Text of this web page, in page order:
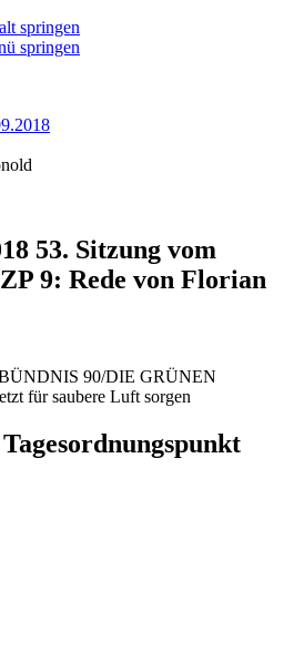
springen
springen
53. Sitzung vom
9: Rede von Florian
BÜNDNIS 90/DIE GRÜNEN
für saubere Luft sorgen